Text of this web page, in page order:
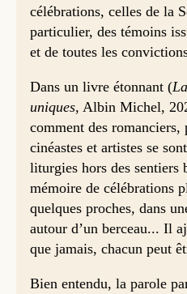
célébrations, celles de la
particulier, des témoins
et de toutes les
Dans un livre étonnant (
uniques, Albin Michel,
comment des romanciers,
cinéastes et artistes se
liturgies hors des sentiers
mémoire de célébrations
quelques proches, dans
autour d’un berceau... Il
que jamais, chacun peut
Bien entendu, la parole